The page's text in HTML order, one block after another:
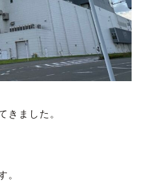
きました。
。